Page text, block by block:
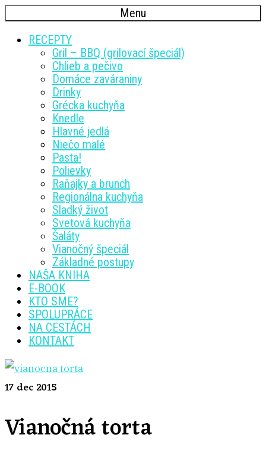
Menu
RECEPTY
Gril – BBQ (grilovací špeciál)
Chlieb a pečivo
Domáce zaváraniny
Drinky
Grécka kuchyňa
Knedle
Hlavné jedlá
Niečo malé
Pasta!
Polievky
Raňajky a brunch
Regionálna kuchyňa
Sladký život
Svetová kuchyňa
Šaláty
Vianočný špeciál
Základné postupy
NAŠA KNIHA
E-BOOK
KTO SME?
SPOLUPRÁCE
NA CESTÁCH
KONTAKT
17 dec 2015
Vianočná torta